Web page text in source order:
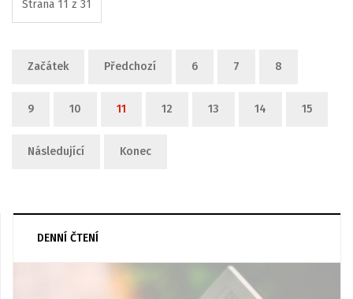
Strana 11 z 31
Začátek Předchozí 6 7 8
9 10 11 12 13 14 15
Následující Konec
DENNÍ ČTENÍ